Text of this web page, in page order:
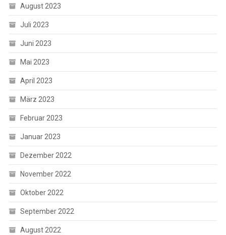
August 2023
Juli 2023
Juni 2023
Mai 2023
April 2023
März 2023
Februar 2023
Januar 2023
Dezember 2022
November 2022
Oktober 2022
September 2022
August 2022